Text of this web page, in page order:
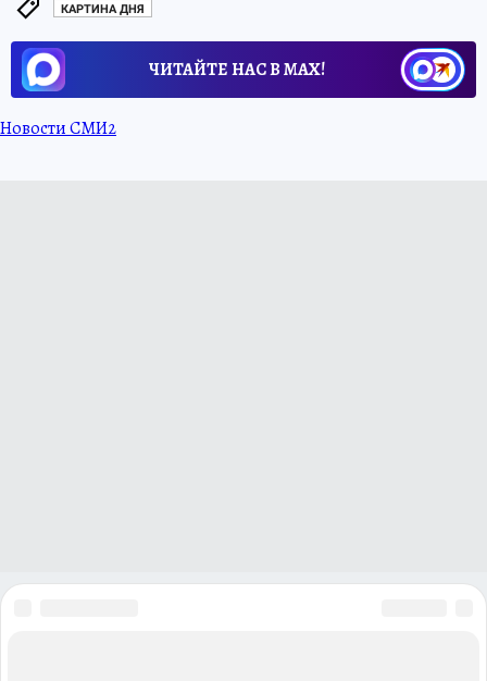
КАРТИНА ДНЯ
ЧИТАЙТЕ НАС В МАХ!
Новости СМИ2